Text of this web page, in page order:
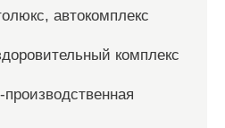
автокомплекс
комплекс